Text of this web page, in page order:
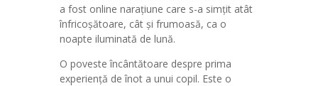
a fost online narațiune care s-a simțit atât
înfricoșătoare, cât și frumoasă, ca o
noapte iluminată de lună.
O poveste încântătoare despre prima
experiență de înot a unui copil. Este o